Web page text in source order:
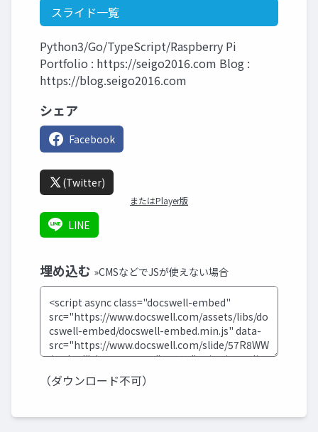
スライド一覧
Python3/Go/TypeScript/Raspberry Pi
Portfolio : https://seigo2016.com Blog :
https://blog.seigo2016.com
シェア
Facebook
(Twitter)
またはPlayer版
LINE
埋め込む »CMSなどでJSが使えない場合
（ダウンロード不可）